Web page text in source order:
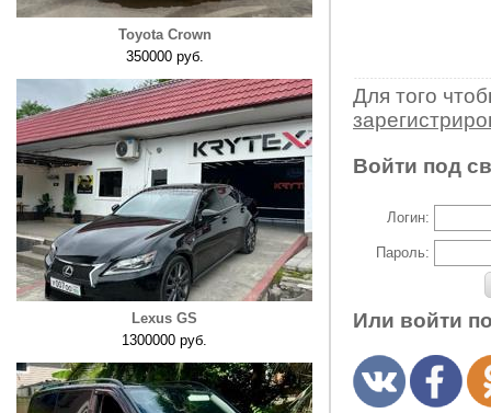
Toyota Crown
350000 руб.
Lexus GS
1300000 руб.
Для того
Войти под
Логин:
Пароль:
Или войти